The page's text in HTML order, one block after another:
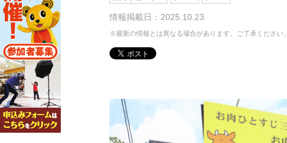
情報掲載日：2025.10.23
※最新の情報とは異なる場合があります。ご了承ください。